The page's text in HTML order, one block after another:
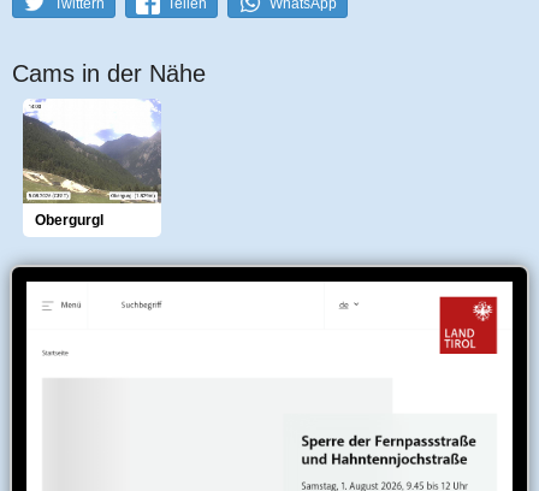
Twittern Teilen WhatsApp
Cams in der Nähe
Obergurgl